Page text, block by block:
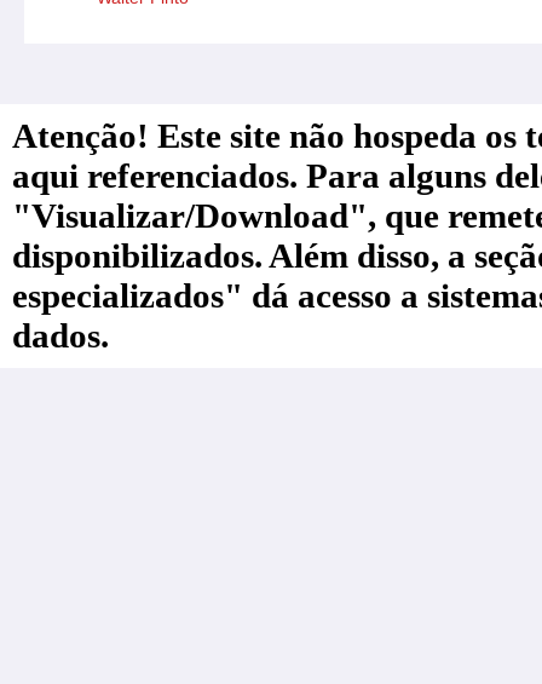
Atenção! Este site não hospeda
aqui referenciados. Para alguns
"Visualizar/Download", que
disponibilizados. Além disso, a
especializados" dá acesso a
dados.